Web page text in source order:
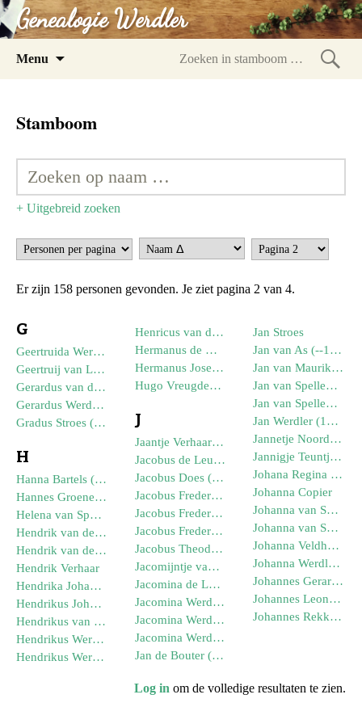
Genealogie Werdler
Menu
Stamboom
+ Uitgebreid zoeken
Er zijn 158 personen gevonden. Je ziet pagina 2 van 4.
G
Geertruida Werdler (20-08-1900)
Geertruij van Linschoten
Gerardus van der Velden
Gerardus Werdler (18-09-1921)
Gradus Stroes (22-05-1860)
H
Hanna Bartels (--1744)
Hannes Groeneveld
Helena van Spellen (02-01-1897)
Hendrik van den Anker (--1731)
Hendrik van der Linden (08-04-1826)
Hendrik Verhaar
Hendrika Johanna van Spellen (09-06-1895)
Hendrikus Johannes Wouterse (12-02-1900)
Hendrikus van Spellen (15-03-1899)
Hendrikus Werdler (04-11-1904)
Hendrikus Werkhoven (11-05-1901)
Henricus van den Anker (--1759)
Hermanus de Groot (--1764)
Hermanus Joseph Werdler (-06-1908)
Hugo Vreugdenhil (13-06-1920)
J
Jaantje Verhaar (10-03-1782)
Jacobus de Leur (25-12-1804)
Jacobus Does (16-10-1862)
Jacobus Frederik Cornelis Werdler (27-07-1919)
Jacobus Frederik Werdler (--1926)
Jacobus Frederik Werdler (22-03-1860)
Jacobus Theodorus Wilhelmus van Arnhem (07-01-1898)
Jacomijntje van der Wurf
Jacomina de Leur (09-04-1835)
Jacomina Werdler (21-05-1901)
Jacomina Werdler (18-05-1900)
Jacomina Werdler (08-08-1881)
Jan de Bouter (--1758)
Jan Stroes
Jan van As (--1899)
Jan van Maurik (21-06-1783)
Jan van Spellen (04-07-1883)
Jan van Spellen (29-05-1860)
Jan Werdler (15-10-1905)
Jannetje Noordanus (15-02-1931)
Jannigje Teuntje den Otter
Johana Regina van Spellen (25-02-1885)
Johanna Copier
Johanna van Spellen (26-11-1891)
Johanna van Spellen (30-03-1888)
Johanna Veldhuizen (--1819)
Johanna Werdler (04-12-1886)
Johannes Gerardus van Spellen (19-08-1909)
Johannes Leonardus Werdler (--1932)
Johannes Rekker (29-04-1888)
Log in om de volledige resultaten te zien.